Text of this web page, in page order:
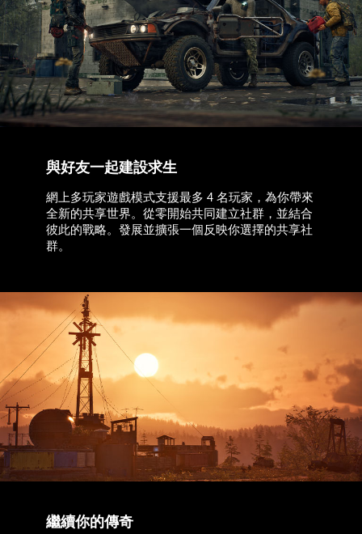
與好友一起建設求生​
網上多玩家遊戲模式支援最多 4 名玩家，為你帶來
全新的共享世界。從零開始共同建立社群，並結合
彼此的戰略。發展並擴張一個反映你選擇的共享社
群。
繼續你的傳奇